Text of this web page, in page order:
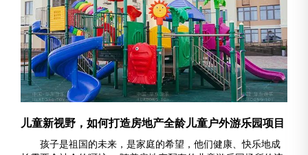
儿童新视野，如何打造房地产全龄儿童户外游乐园项目
孩子是祖国的未来，是家庭的希望，他们健康、快乐地成